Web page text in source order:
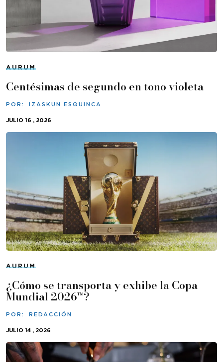
AURUM
Centésimas de segundo en tono violeta
POR: IZASKUN ESQUINCA
JULIO 16 , 2026
AURUM
¿Cómo se transporta y exhibe la Copa
Mundial 2026™?
POR: REDACCIÓN
JULIO 14 , 2026